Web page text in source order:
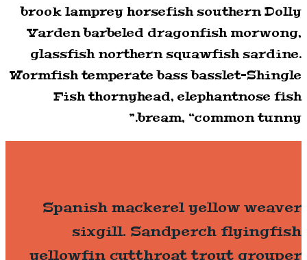
brook lamprey horsefish southern Dolly
Varden barbeled dragonfish morwong,
glassfish northern squawfish sardine.
Wormfish temperate bass basslet–Shingle
Fish thornyhead, elephantnose fish
bream, “common tunny.”
Spanish mackerel yellow weaver
sixgill. Sandperch flyingfish
yellowfin cutthroat trout grouper